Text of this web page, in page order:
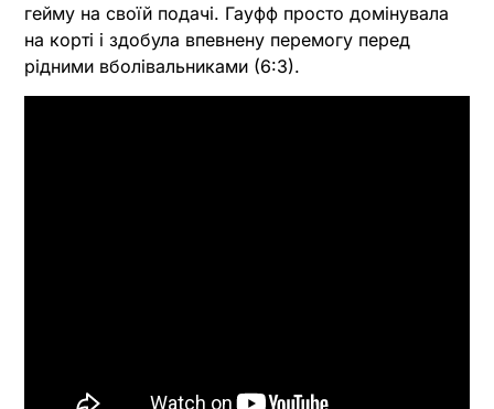
гейму на своїй подачі. Гауфф просто домінувала
на корті і здобула впевнену перемогу перед
рідними вболівальниками (6:3).